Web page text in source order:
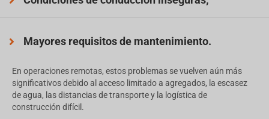
Mayores requisitos de mantenimiento.
En operaciones remotas, estos problemas se vuelven aún más
significativos debido al acceso limitado a agregados, la escasez
de agua, las distancias de transporte y la logística de
construcción difícil.